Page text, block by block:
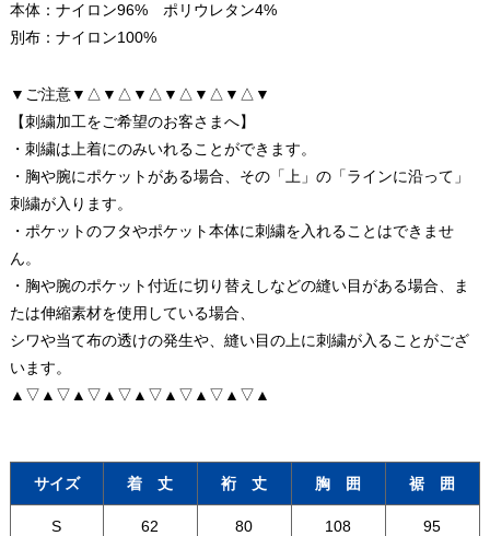
本体：ナイロン96% ポリウレタン4%
別布：ナイロン100%
▼ご注意▼△▼△▼△▼△▼△▼△▼
【刺繍加工をご希望のお客さまへ】
・刺繍は上着にのみいれることができます。
・胸や腕にポケットがある場合、その「上」の「ラインに沿って」
刺繍が入ります。
・ポケットのフタやポケット本体に刺繍を入れることはできませ
ん。
・胸や腕のポケット付近に切り替えしなどの縫い目がある場合、ま
たは伸縮素材を使用している場合、
シワや当て布の透けの発生や、縫い目の上に刺繍が入ることがござ
います。
▲▽▲▽▲▽▲▽▲▽▲▽▲▽▲▽▲
サイズ 着 丈 裄 丈 胸 囲 裾 囲
S 62 80 108 95